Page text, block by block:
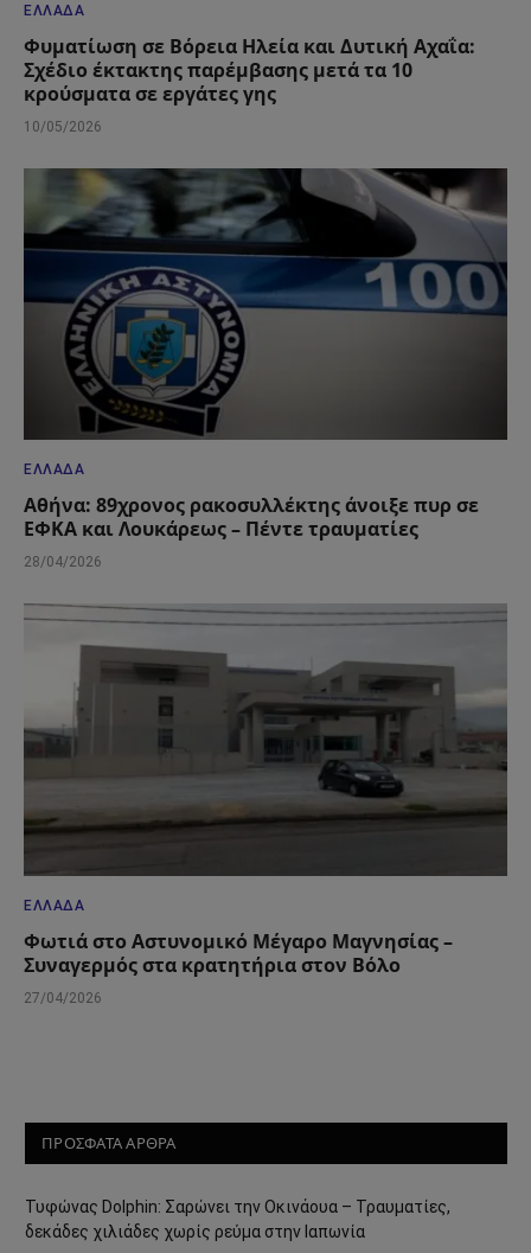
ΕΛΛΆΔΑ
Φυματίωση σε Βόρεια Ηλεία και Δυτική Αχαΐα:
Σχέδιο έκτακτης παρέμβασης μετά τα 10
κρούσματα σε εργάτες γης
10/05/2026
ΕΛΛΆΔΑ
Αθήνα: 89χρονος ρακοσυλλέκτης άνοιξε πυρ σε
ΕΦΚΑ και Λουκάρεως – Πέντε τραυματίες
28/04/2026
ΕΛΛΆΔΑ
Φωτιά στο Αστυνομικό Μέγαρο Μαγνησίας –
Συναγερμός στα κρατητήρια στον Βόλο
27/04/2026
ΠΡΟΣΦΑΤΑ ΑΡΘΡΑ
Τυφώνας Dolphin: Σαρώνει την Οκινάουα – Τραυματίες,
δεκάδες χιλιάδες χωρίς ρεύμα στην Ιαπωνία